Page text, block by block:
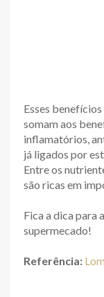
Esses
somam aos
inflamatórios,
já ligados por
Entre os
são ricas em
Fica a dica para
supermecado!
Referência: